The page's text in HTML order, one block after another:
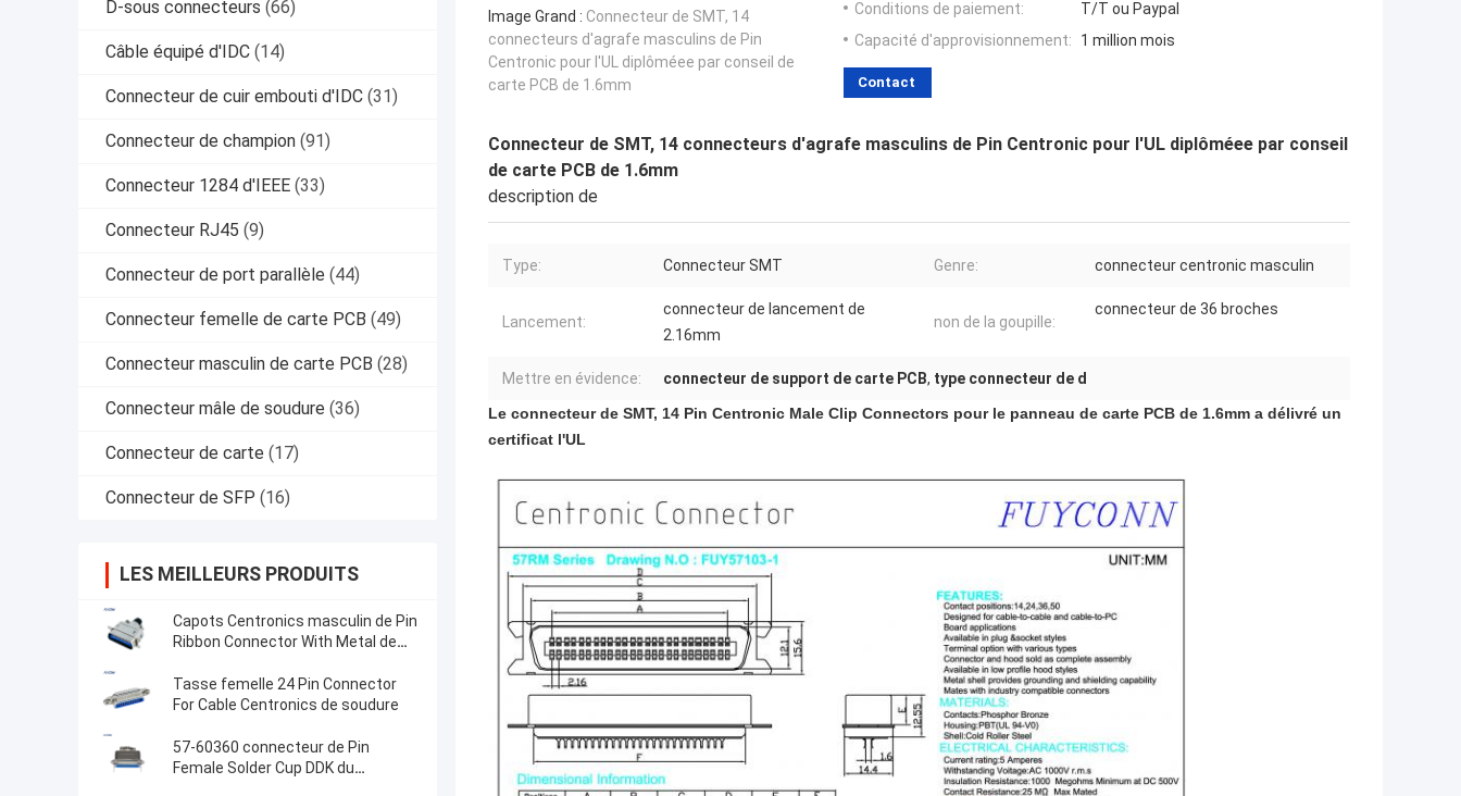
D-sous connecteurs (66)
Câble équipé d'IDC (14)
Connecteur de cuir embouti d'IDC (31)
Connecteur de champion (91)
Connecteur 1284 d'IEEE (33)
Connecteur RJ45 (9)
Connecteur de port parallèle (44)
Connecteur femelle de carte PCB (49)
Connecteur masculin de carte PCB (28)
Connecteur mâle de soudure (36)
Connecteur de carte (17)
Connecteur de SFP (16)
LES MEILLEURS PRODUITS
Capots Centronics masculin de Pin
Ribbon Connector With Metal de
Tasse femelle 24 Pin Connector
For Cable Centronics de soudure
57-60360 connecteur de Pin
Female Solder Cup DDK du
Image Grand : Connecteur de SMT, 14
connecteurs d'agrafe masculins de Pin
Centronic pour l'UL diplôméee par conseil de
carte PCB de 1.6mm
Conditions de paiement:
T/T ou Paypal
Capacité d'approvisionnement:
1 million mois
Contact
Connecteur de SMT, 14 connecteurs d'agrafe masculins de Pin Centronic pour l'UL diplôméee par conseil
de carte PCB de 1.6mm
description de
Type: Connecteur SMT Genre: connecteur centronic masculin
Lancement:
connecteur de lancement de
2.16mm
non de la goupille:
connecteur de 36 broches
Mettre en évidence: connecteur de support de carte PCB, type connecteur de d
Le connecteur de SMT, 14 Pin Centronic Male Clip Connectors pour le panneau de carte PCB de 1.6mm a délivré un
certificat l'UL